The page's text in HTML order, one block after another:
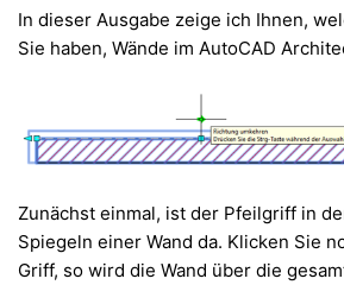
In dieser Ausgabe zeige ich Ihnen,
Sie haben, Wände im AutoCAD
Zunächst einmal, ist der Pfeilgriff in
Spiegeln einer Wand da. Klicken Sie
Griff, so wird die Wand über die